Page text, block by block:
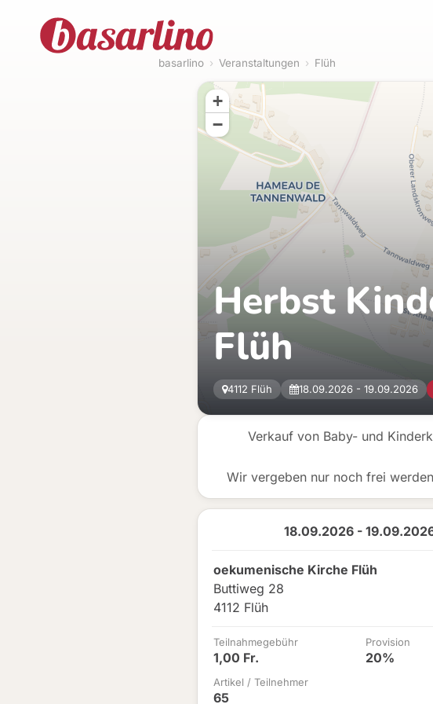
basarlino › Veranstaltungen › Flüh
Verkauf von Baby- und
Wir vergeben nur noch frei
18.09.2026 -
oekumenische Kirche Flüh
Buttiweg 28
4112 Flüh
Teilnahmegebühr
1,00 Fr.
Provision
20%
Artikel / Teilnehmer
65
Herbst
Flüh
4112 Flüh 18.09.2026 - 19.09.2026
+
−